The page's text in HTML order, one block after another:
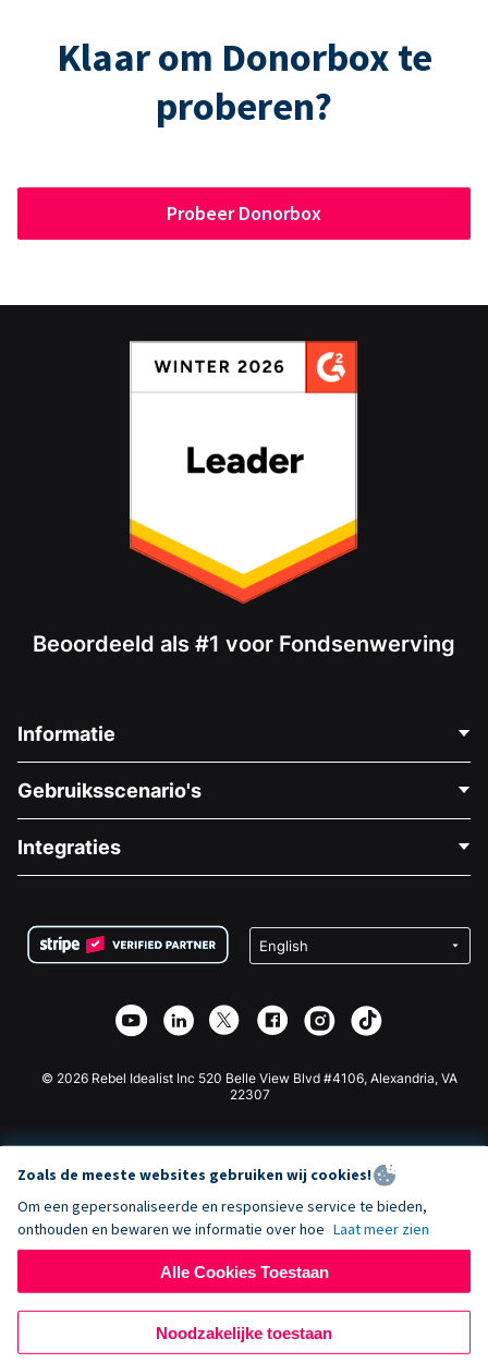
Klaar om Donorbox te
proberen?
Probeer Donorbox
Beoordeeld als #1 voor Fondsenwerving
Informatie
Over Ons
Vacatures
Privacy
Affiliate Partnerschap
Gebruiksscenario's
Medische Fondsenwerving
Goede Doelen Fondsenwerving
Integraties
Wix Donatie Plugin
Webflow Donatie App
Joomla Donatie
© 2026 Rebel Idealist Inc 520 Belle View Blvd #4106, Alexandria, VA
22307
Zoals de meeste websites gebruiken wij cookies!
Om een gepersonaliseerde en responsieve service te bieden,
onthouden en bewaren we informatie over hoe Laat meer zien
Alle Cookies Toestaan
Noodzakelijke toestaan